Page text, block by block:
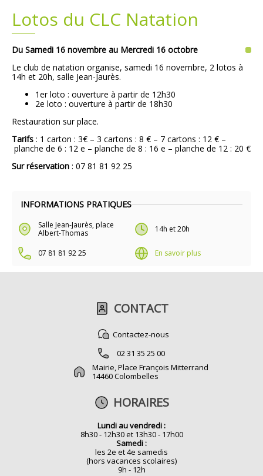
INFORMATIONS PRATIQUES
Salle Jean-Jaurès, place
Albert-Thomas
14h et 20h
07 81 81 92 25 En savoir plus
Lotos du CLC Natation
Du Samedi 16 novembre au Mercredi 16 octobre
Le club de natation organise, samedi 16 novembre, 2 lotos à
14h et 20h, salle Jean-Jaurès.
1er loto : ouverture à partir de 12h30
2e loto : ouverture à partir de 18h30
Restauration sur place.
Tarifs : 1 carton : 3€ – 3 cartons : 8 € – 7 cartons : 12 € –
planche de 6 : 12 e – planche de 8 : 16 e – planche de 12 : 20 €
Sur réservation : 07 81 81 92 25
CONTACT
Contactez-nous
02 31 35 25 00
Mairie, Place François Mitterrand
14460 Colombelles
HORAIRES
Lundi au vendredi :
8h30 - 12h30 et 13h30 - 17h00
Samedi :
les 2e et 4e samedis
(hors vacances scolaires)
9h - 12h
Plans
Demandes légales
Emploi
Marchés publics
Grands projets